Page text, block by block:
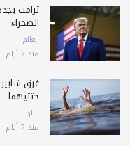
ترامب
الصحراء
العالم
منذ 7 أيام
غرق
جثتيهما
لبنان
منذ 7 أيام